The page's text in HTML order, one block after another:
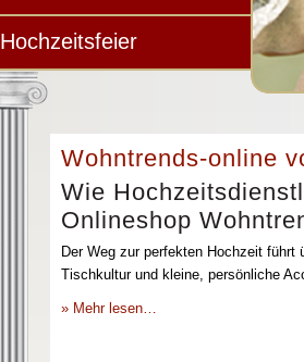
Hochzeitsfeier
Wohntrends-online
Wie
Onlineshop
Der Weg zur perfekten Hochzeit
Tischkultur und kleine, persönliche
» Mehr lesen…